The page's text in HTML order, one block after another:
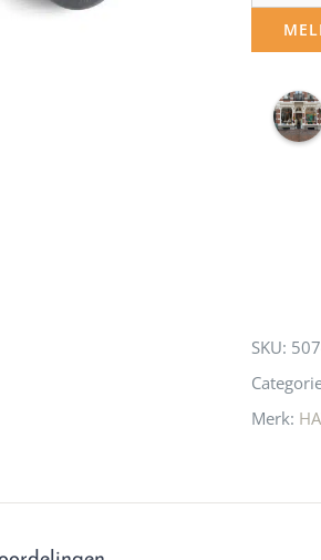
your
email
SKU:
Merk: